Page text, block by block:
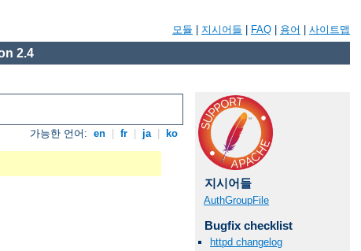
모듈 지시어들 FAQ 용어 사이트맵
2.4
가능한 언어: en fr ja ko
지시어들
AuthGroupFile
Bugfix checklist
httpd changelog